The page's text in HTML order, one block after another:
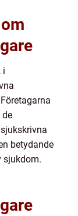
i
de
betydande
sjukdom.